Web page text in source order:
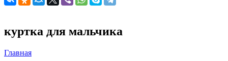
куртка для мальчика
Главная